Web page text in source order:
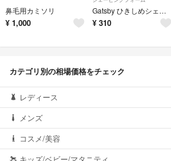
鼻毛用カミソリ
¥ 1,000
Gatsby ひきしめシェービングジェル ルシード アフターシェーブローション
¥ 310
カテゴリ別の相場価格をチェック
レディース
メンズ
コスメ/美容